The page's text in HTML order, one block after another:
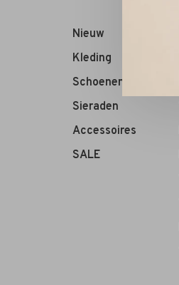
Nieuw
Kleding
Schoenen
Sieraden
Accessoires
SALE